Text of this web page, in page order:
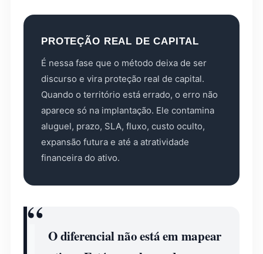
PROTEÇÃO REAL DE CAPITAL
É nessa fase que o método deixa de ser
discurso e vira proteção real de capital.
Quando o território está errado, o erro não
aparece só na implantação. Ele contamina
aluguel, prazo, SLA, fluxo, custo oculto,
expansão futura e até a atratividade
financeira do ativo.
O diferencial não está em mapear